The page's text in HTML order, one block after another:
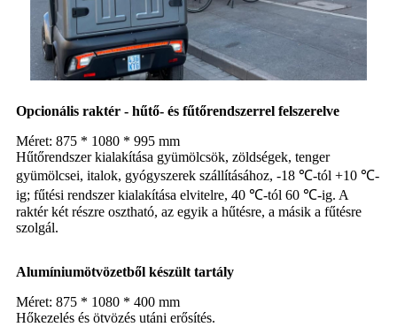
Opcionális raktér - hűtő- és fűtőrendszerrel felszerelve
Méret: 875 * 1080 * 995 mm
Hűtőrendszer kialakítása gyümölcsök, zöldségek, tenger
gyümölcsei, italok, gyógyszerek szállításához, -18 ℃-tól +10 ℃-
ig; fűtési rendszer kialakítása elvitelre, 40 ℃-tól 60 ℃-ig. A
raktér két részre osztható, az egyik a hűtésre, a másik a fűtésre
szolgál.
Alumíniumötvözetből készült tartály
Méret: 875 * 1080 * 400 mm
Hőkezelés és ötvözés utáni erősítés.